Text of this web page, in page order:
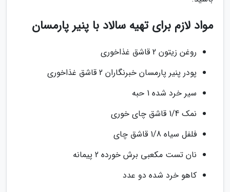
مواد لازم برای تهیه سالاد با پنیر پارمسان
روغن زیتون 2 قاشق غذاخوری
پودر پنیر پارمسان خبرنگاران 2 قاشق غذاخوری
سیر خرد شده 1 حبه
نمک 1/4 قاشق چای خوری
فلفل سیاه 1/8 قاشق چای
نان تست مکعبی برش خورده 2 پیمانه
کاهو خرد شده دو عدد